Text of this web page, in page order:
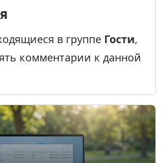
в группе Гости,
комментарии к данной